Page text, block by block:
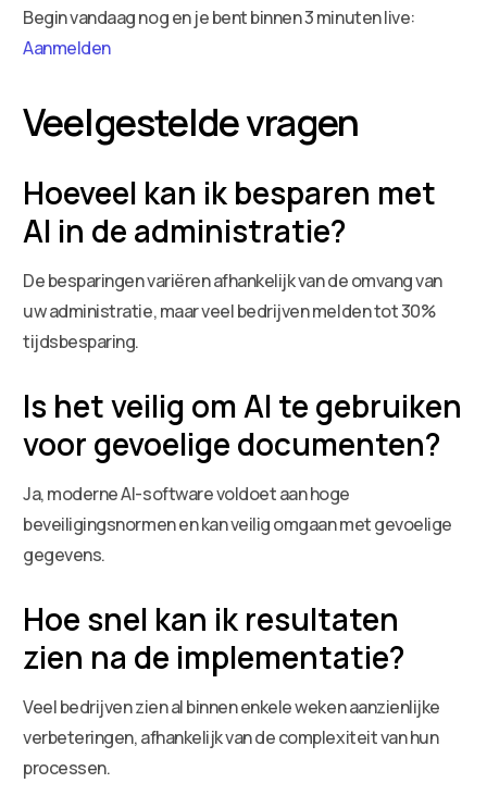
Begin vandaag nog en je bent binnen 3 minuten live:
Aanmelden
Veelgestelde vragen
Hoeveel kan ik besparen met
AI in de administratie?
De besparingen variëren afhankelijk van de omvang van
uw administratie, maar veel bedrijven melden tot 30%
tijdsbesparing.
Is het veilig om AI te gebruiken
voor gevoelige documenten?
Ja, moderne AI-software voldoet aan hoge
beveiligingsnormen en kan veilig omgaan met gevoelige
gegevens.
Hoe snel kan ik resultaten
zien na de implementatie?
Veel bedrijven zien al binnen enkele weken aanzienlijke
verbeteringen, afhankelijk van de complexiteit van hun
processen.